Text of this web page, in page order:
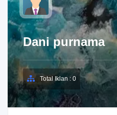
Dani purnama
Total Iklan : 0